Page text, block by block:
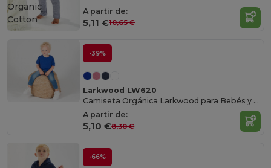
A partir de:
5,11 €10,65 €
Organic
Cotton
-39%
Larkwood LW620
Camiseta Orgánica Larkwood para Bebés y Niños
A partir de:
5,10 €8,30 €
-66%